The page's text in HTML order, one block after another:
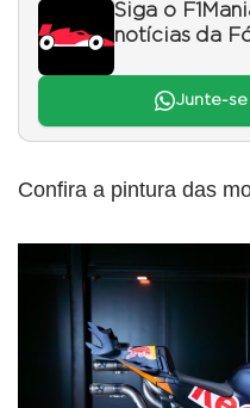
Siga o
notícias da
Junte-se
Confira a pintura das